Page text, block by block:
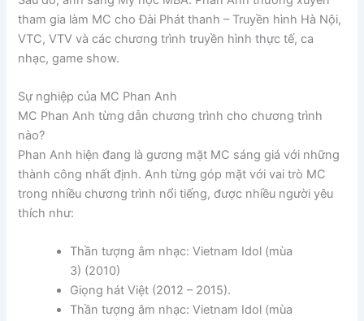
tham gia làm MC cho Đài Phát thanh – Truyền hình Hà Nội,
VTC, VTV và các chương trình truyền hình thực tế, ca
nhạc, game show.
Sự nghiệp của MC Phan Anh
MC Phan Anh từng dẫn chương trình cho chương trình
nào?
Phan Anh hiện đang là gương mặt MC sáng giá với những
thành công nhất định. Anh từng góp mặt với vai trò MC
trong nhiều chương trình nổi tiếng, được nhiều người yêu
thích như:
Thần tượng âm nhạc: Vietnam Idol (mùa
3) (2010)
Giọng hát Việt (2012 – 2015).
Thần tượng âm nhạc: Vietnam Idol (mùa